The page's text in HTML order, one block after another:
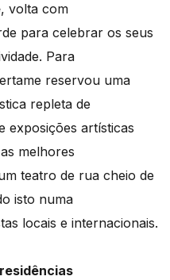
, volta com
para celebrar os seus
Para
reservou uma
repleta de
exposições artísticas
melhores
teatro de rua cheio de
isto numa
locais e internacionais.